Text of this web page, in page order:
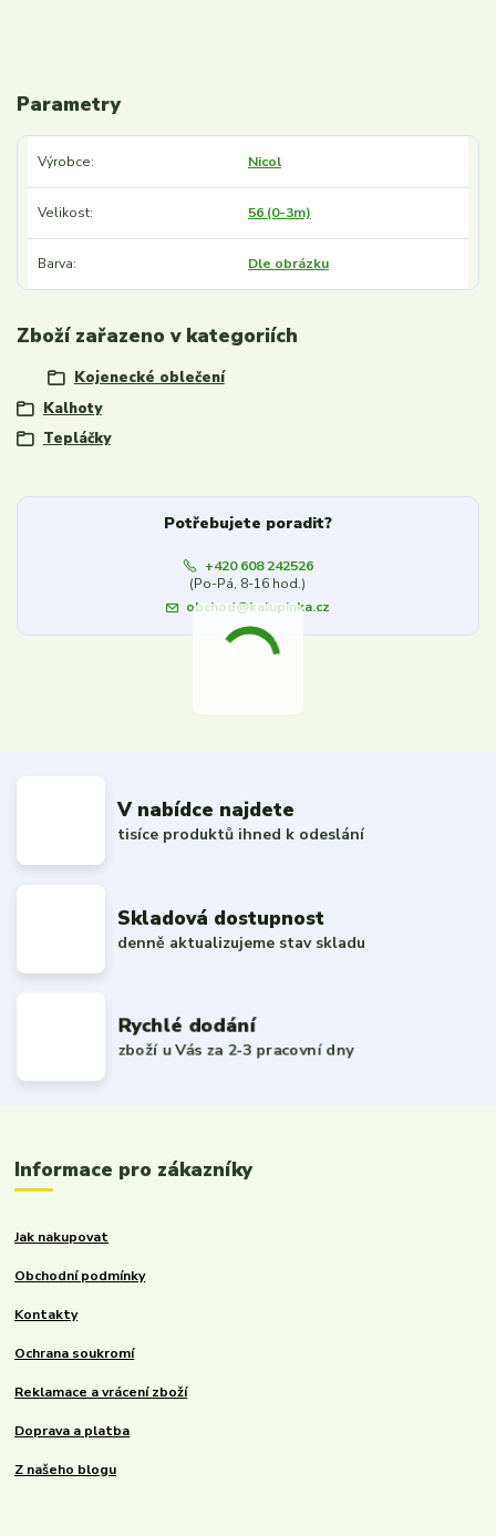
Parametry
Výrobce Nicol
Velikost 56 (0-3m)
Barva Dle obrázku
Zboží zařazeno v kategoriích
Kojenecké oblečení
Kalhoty
Tepláčky
Potřebujete poradit?
+420 608 242526
(Po-Pá, 8-16 hod.)
obchod@kalupinka.cz
V nabídce najdete
tisíce produktů ihned k odeslání
Skladová dostupnost
denně aktualizujeme stav skladu
Rychlé dodání
zboží u Vás za 2-3 pracovní dny
Informace pro zákazníky
Jak nakupovat
Obchodní podmínky
Kontakty
Ochrana soukromí
Reklamace a vrácení zboží
Doprava a platba
Z našeho blogu